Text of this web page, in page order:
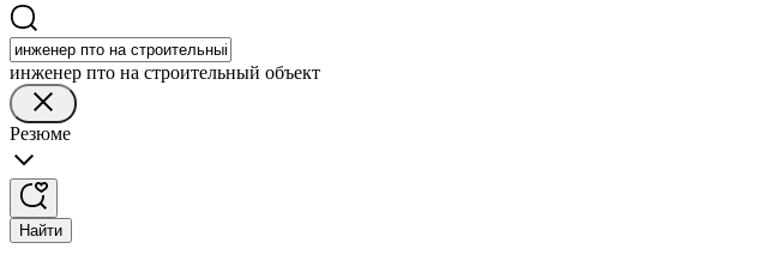
инженер пто на строительный объект
Резюме
Найти